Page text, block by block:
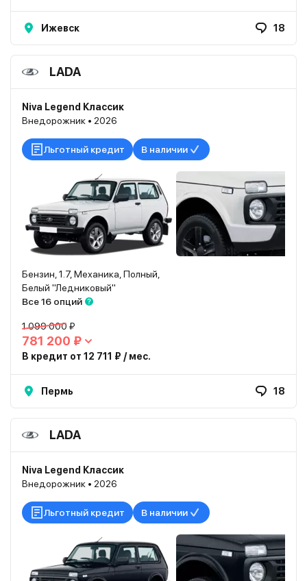
Ижевск 18
LADA
Niva Legend Классик
Внедорожник • 2026
Льготный кредит В наличии
Бензин, 1.7, Механика, Полный,
Белый "Ледниковый"
Все 16 опций
1 099 000 ₽
781 200 ₽
В кредит от 12 711 ₽ / мес.
Пермь 18
LADA
Niva Legend Классик
Внедорожник • 2026
Льготный кредит В наличии